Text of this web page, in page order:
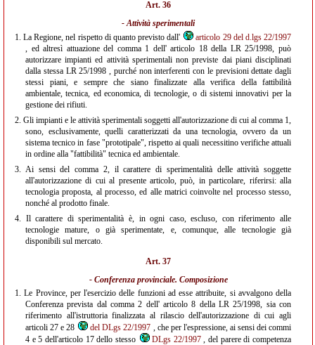
Art. 36
- Attività sperimentali
1.La Regione, nel rispetto di quanto previsto dall'
articolo 29 del d.lgs 22/1997
, ed altresì attuazione del comma 1 dell' articolo 18 della LR 25/1998, può
autorizzare impianti ed attività sperimentali non previste dai piani disciplinati
dalla stessa LR 25/1998 , purché non interferenti con le previsioni dettate dagli
stessi piani, e sempre che siano finalizzate alla verifica della fattibilità
ambientale, tecnica, ed economica, di tecnologie, o di sistemi innovativi per la
gestione dei rifiuti.
2. Gli impianti e le attività sperimentali soggetti all'autorizzazione di cui al comma 1,
sono, esclusivamente, quelli caratterizzati da una tecnologia, ovvero da un
sistema tecnico in fase "prototipale", rispetto ai quali necessitino verifiche attuali
in ordine alla "fattibilità" tecnica ed ambientale.
3. Ai sensi del comma 2, il carattere di sperimentalità delle attività soggette
all'autorizzazione di cui al presente articolo, può, in particolare, riferirsi: alla
tecnologia proposta, al processo, ed alle matrici coinvolte nel processo stesso,
nonché al prodotto finale.
4. Il carattere di sperimentalità è, in ogni caso, escluso, con riferimento alle
tecnologie mature, o già sperimentate, e, comunque, alle tecnologie già
disponibili sul mercato.
Art. 37
- Conferenza provinciale. Composizione
1.Le Province, per l'esercizio delle funzioni ad esse attribuite, si avvalgono della
Conferenza prevista dal comma 2 dell' articolo 8 della LR 25/1998, sia con
riferimento all'istruttoria finalizzata al rilascio dell'autorizzazione di cui agli
articoli 27 e 28
del DLgs 22/1997 , che per l'espressione, ai sensi dei commi
4 e 5 dell'articolo 17 dello stesso
DLgs 22/1997, del parere di competenza